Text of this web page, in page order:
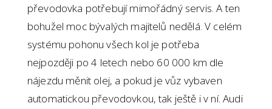
převodovka potřebují mimořádný servis. A ten
bohužel moc bývalých majitelů nedělá. V celém
systému pohonu všech kol je potřeba
nejpozději po 4 letech nebo 60 000 km dle
nájezdu měnit olej, a pokud je vůz vybaven
automatickou převodovkou, tak ještě i v ní. Audi